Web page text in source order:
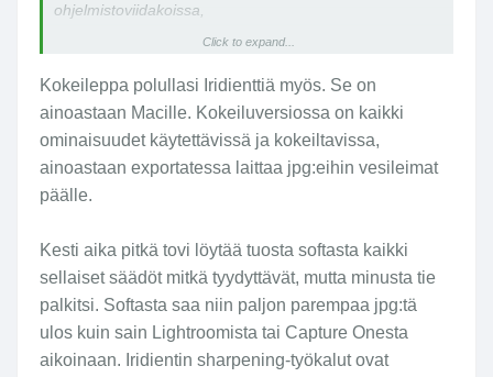
ohjelmistoviidakoissa,
Click to expand...
Kokeileppa polullasi Iridienttiä myös. Se on
ainoastaan Macille. Kokeiluversiossa on kaikki
ominaisuudet käytettävissä ja kokeiltavissa,
ainoastaan exportatessa laittaa jpg:eihin vesileimat
päälle.
Kesti aika pitkä tovi löytää tuosta softasta kaikki
sellaiset säädöt mitkä tyydyttävät, mutta minusta tie
palkitsi. Softasta saa niin paljon parempaa jpg:tä
ulos kuin sain Lightroomista tai Capture Onesta
aikoinaan. Iridientin sharpening-työkalut ovat